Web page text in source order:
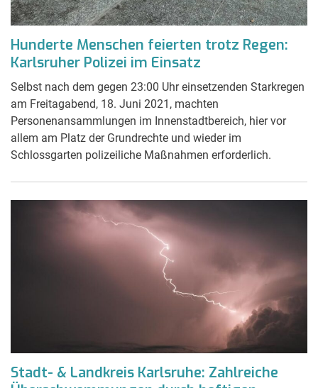
Hunderte Menschen feierten trotz Regen:
Karlsruher Polizei im Einsatz
Selbst nach dem gegen 23:00 Uhr einsetzenden Starkregen
am Freitagabend, 18. Juni 2021, machten
Personenansammlungen im Innenstadtbereich, hier vor
allem am Platz der Grundrechte und wieder im
Schlossgarten polizeiliche Maßnahmen erforderlich.
Stadt- & Landkreis Karlsruhe: Zahlreiche